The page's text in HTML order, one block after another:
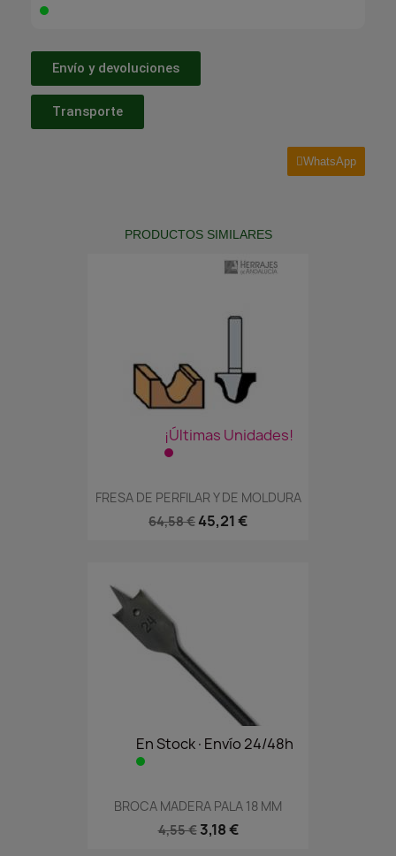
Envío y devoluciones
Transporte
WhatsApp
PRODUCTOS SIMILARES
¡Últimas Unidades!
FRESA DE PERFILAR Y DE MOLDURA
64,58 € 45,21 €
En Stock·Envío 24/48h
BROCA MADERA PALA 18 MM
4,55 € 3,18 €